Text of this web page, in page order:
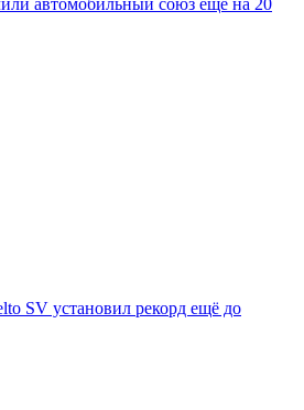
автомобильный союз ещё на 20
SV установил рекорд ещё до